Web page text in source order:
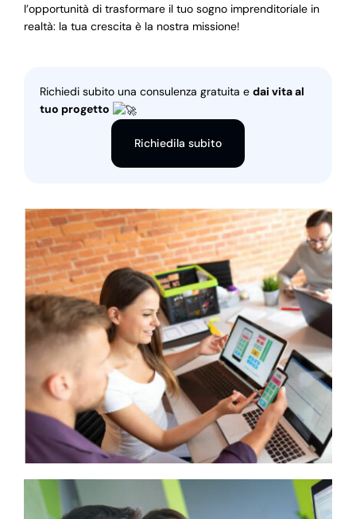
l’opportunità di trasformare il tuo sogno imprenditoriale in
realtà: la tua crescita è la nostra missione!
Richiedi subito una consulenza gratuita e dai vita al
tuo progetto
Richiedila subito